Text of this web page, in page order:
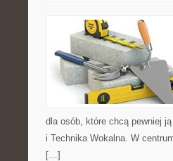
dla osób, które chcą pewniej
i Technika Wokalna. W
[…]